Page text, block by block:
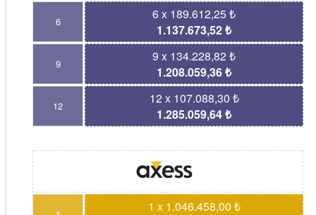
6
6 x 189.612,25 ₺
1.137.673,52 ₺
9
9 x 134.228,82 ₺
1.208.059,36 ₺
12
12 x 107.088,30 ₺
1.285.059,64 ₺
1 x 1.046.458,00 ₺